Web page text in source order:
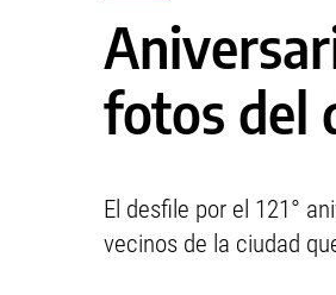
fotos del
El desfile por el 121°
vecinos de la ciudad